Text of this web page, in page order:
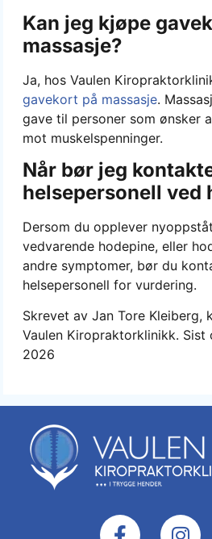
Kan jeg kjøpe
massasje?
Ja, hos Vaulen
gavekort på massasje.
gave til personer som ønsker
mot muskelspenninger.
Når bør jeg
helsepersonell ved
Dersom du opplever
vedvarende hodepine, eller
andre symptomer, bør du
helsepersonell for vurdering.
Skrevet av Jan Tore Kleiberg,
Vaulen Kiropraktorklinikk. Sist
2026